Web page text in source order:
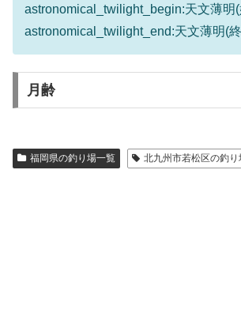
astronomical_twilight_begin:天文薄明(
astronomical_twilight_end:天文薄明(
月齢
福岡県の釣り場一覧 北九州市若松区の釣り